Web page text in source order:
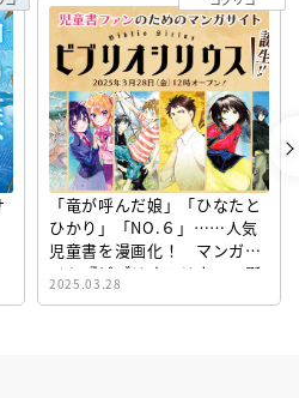
「竜が呼んだ娘」「ひなたと
ひかり」「NO.６」……人気
児童書を漫画化！ マンガサ
イト『ビブリオシリウス』誕
生！
2025.03.28